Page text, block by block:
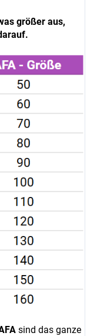
größer aus,
sind das ganze